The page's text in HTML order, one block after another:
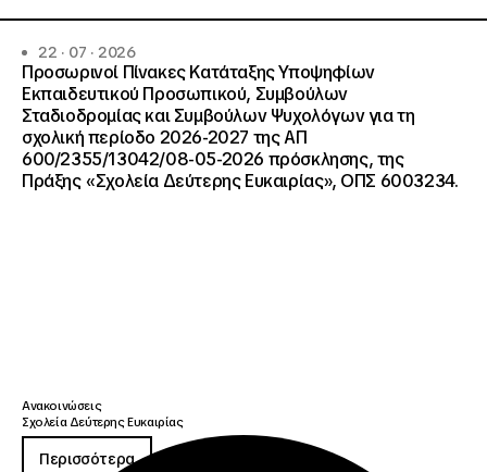
22 · 07 · 2026
Προσωρινοί Πίνακες Κατάταξης Υποψηφίων
Εκπαιδευτικού Προσωπικού, Συμβούλων
Σταδιοδρομίας και Συμβούλων Ψυχολόγων για τη
σχολική περίοδο 2026-2027 της ΑΠ
600/2355/13042/08-05-2026 πρόσκλησης, της
Πράξης «Σχολεία Δεύτερης Ευκαιρίας», ΟΠΣ 6003234.
Ανακοινώσεις
Σχολεία Δεύτερης Ευκαιρίας
Περισσότερα